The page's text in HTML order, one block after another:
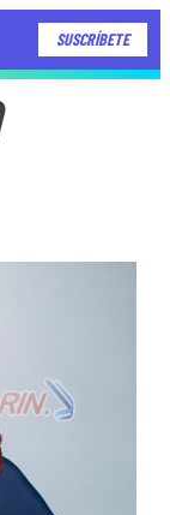
SUSCRÍBETE